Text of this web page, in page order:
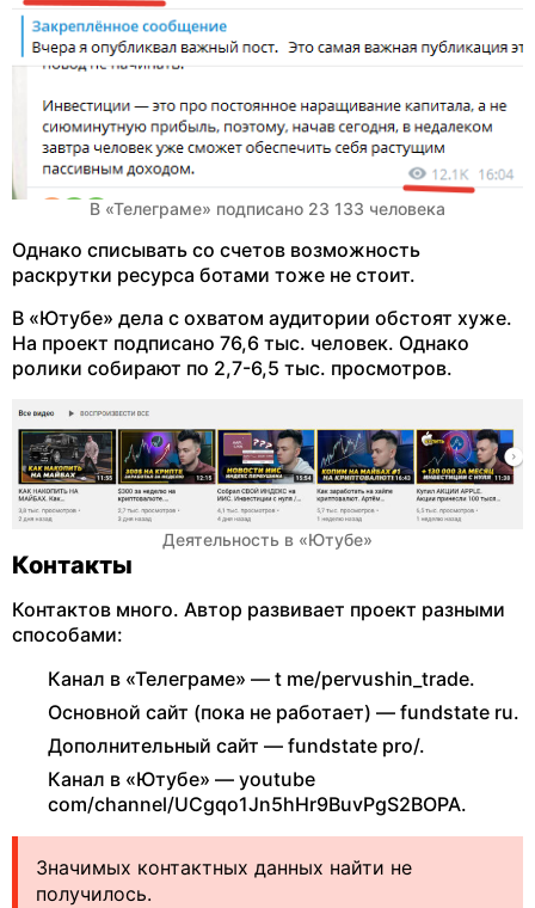
В «Телеграме» подписано 23 133 человека
Однако списывать со счетов возможность
раскрутки ресурса ботами тоже не стоит.
В «Ютубе» дела с охватом аудитории обстоят хуже.
На проект подписано 76,6 тыс. человек. Однако
ролики собирают по 2,7-6,5 тыс. просмотров.
Деятельность в «Ютубе»
Контакты
Контактов много. Автор развивает проект разными
способами:
Канал в «Телеграме» — t me/pervushin_trade.
Основной сайт (пока не работает) — fundstate ru.
Дополнительный сайт — fundstate pro/.
Канал в «Ютубе» — youtube
com/channel/UCgqo1Jn5hHr9BuvPgS2BOPA.
Значимых контактных данных найти не
получилось.